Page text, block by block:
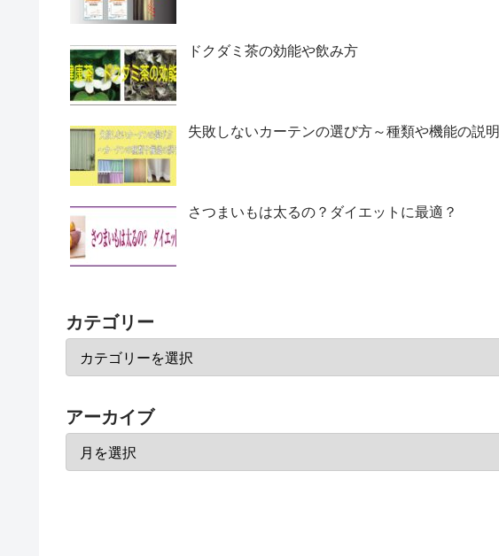
ドクダミ茶の効能や飲み方
失敗しないカーテンの選び方～種類や機能の説明
さつまいもは太るの？ダイエットに最適？
カテゴリー
アーカイブ